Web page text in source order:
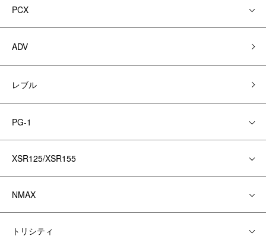
PCX
ADV
レブル
PG-1
XSR125/XSR155
NMAX
トリシティ